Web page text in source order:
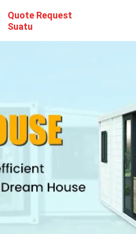
Quote Request
Suatu